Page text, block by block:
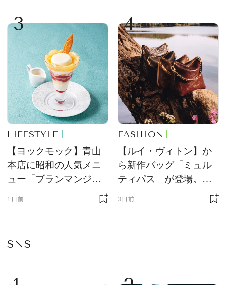
3
LIFESTYLE
【ヨックモック】青山
本店に昭和の人気メニ
ュー「ブランマンジ
ェ」「ダックワーズ」
1日前
4
FASHION
【ルイ・ヴィトン】か
ら新作バッグ「ミュル
ティパス」が登場。ミ
ニサイズもラインナッ
3日前
SNS